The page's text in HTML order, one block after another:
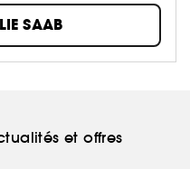
merveilles avec des
avec une
une robe de
Saab ornent la forme
SAAB
et offres